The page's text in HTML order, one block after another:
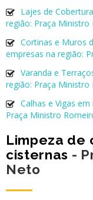
Lajes de
região: Praça
Cortinas e Muros
empresas na região:
Varanda e
região: Praça
Calhas e Vigas
Praça Ministro
Limpeza de
cisternas -
Neto